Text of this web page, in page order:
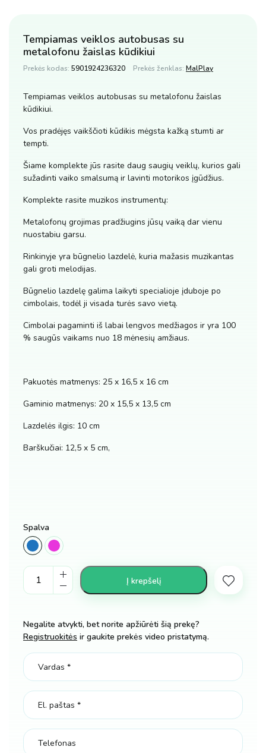
Tempiamas veiklos autobusas su
metalofonu žaislas kūdikiui
Prekės kodas: 5901924236320 Prekės ženklas: MalPlay
Tempiamas veiklos autobusas su metalofonu žaislas
kūdikiui.
Vos pradėjęs vaikščioti kūdikis mėgsta kažką stumti ar
tempti.
Šiame komplekte jūs rasite daug saugių veiklų, kurios gali
sužadinti vaiko smalsumą ir lavinti motorikos įgūdžius.
Komplekte rasite muzikos instrumentų:
Metalofonų grojimas pradžiugins jūsų vaiką dar vienu
nuostabiu garsu.
Rinkinyje yra būgnelio lazdelė, kuria mažasis muzikantas
gali groti melodijas.
Būgnelio lazdelę galima laikyti specialioje įduboje po
cimbolais, todėl ji visada turės savo vietą.
Cimbolai pagaminti iš labai lengvos medžiagos ir yra 100
% saugūs vaikams nuo 18 mėnesių amžiaus.
Pakuotės matmenys: 25 x 16,5 x 16 cm
Gaminio matmenys: 20 x 15,5 x 13,5 cm
Lazdelės ilgis: 10 cm
Barškučiai: 12,5 x 5 cm,
Spalva
Tempiamas
veiklos
metalofonu
žaislas
kūdikiui
kiekis
Į krepšelį
Negalite atvykti, bet norite apžiūrėti šią prekę?
Registruokitės ir gaukite prekės video pristatymą.